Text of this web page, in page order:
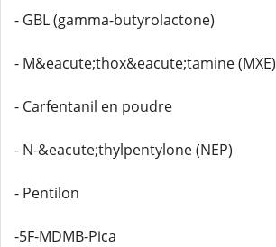
- GBL (gamma-butyrolactone)
- M&eacute;thox&eacute;tamine (MXE)
- Carfentanil en poudre
- N-&eacute;thylpentylone (NEP)
- Pentilon
-5F-MDMB-Pica